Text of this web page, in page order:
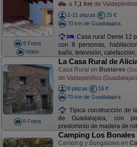
8 Fotos
Video
a 7,1 km de
2-21 plazas
25 €
70 km de Guadalajara
Casa rural Deme 12
con 8 personas,
baño, televisión,
8 Fotos
La Casa Rural de
Casa Rural en Bustares
de Valdepinillos
8 plazas
16 €
70 km de Guadalajara
Típica construcción de
de Guadalajara, con
predominio de madera de
Camping Los Bonales
Camping y Bungalows en